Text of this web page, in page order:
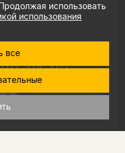
91-03
использовать
использования
все